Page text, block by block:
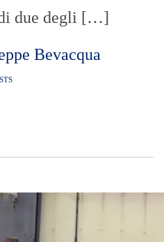
due degli […]
Bevacqua